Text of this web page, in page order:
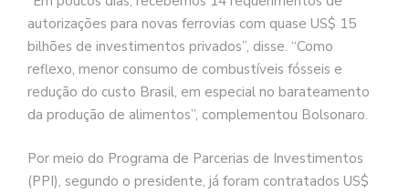
autorizações para novas ferrovias com quase US$ 15
bilhões de investimentos privados”, disse. “Como
reflexo, menor consumo de combustíveis fósseis e
redução do custo Brasil, em especial no barateamento
da produção de alimentos”, complementou Bolsonaro.
Por meio do Programa de Parcerias de Investimentos
(PPI), segundo o presidente, já foram contratados US$